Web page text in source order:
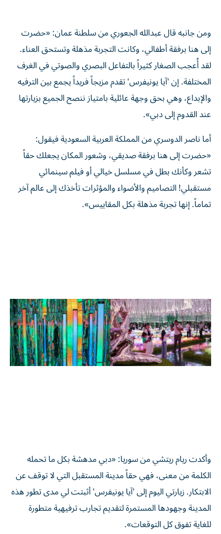
ومن جانبه قال عبدالله الجعوري من سلطنة عمان: «حضرت
إلى هنا برفقة أطفالي، وكانت التجربة مذهلة وتستحق العناء.
لقد أُعجب الصغار كثيراً بالتفاعل البصري والصوتي في الغرف
المختلفة. إن 'آيا يونيفرس' تقدم مزيجاً فريداً يجمع بين الترفيه
والإبداع، وهي بحق وجهة عائلية بامتياز ننصح الجميع بزيارتها
عند القدوم إلى دبي».
أما ناصر الدوسري من المملكة العربية السعودية فيقول:
«حضرت إلى هنا برفقة صديقي، وشعور المكان يجعلك حقاً
تشعر وكأنك بطل في مسلسل خيالي أو فيلم سينمائي
مستقبلي! التصاميم والأضواء والمؤثرات تأخذك إلى عالم آخر
تماماً. إنها تجربة مذهلة بكل المقاييس».
وأكدت ريام ريتشي من سوريا: «دبي مدهشة بكل ما تحمله
الكلمة من معنى، فهي حقاً مدينة المستقبل التي لا توقف عن
الابتكار. زيارتي اليوم إلى 'آيا يونيفرس' أثبتت لي مدى تطور هذه
المدينة وجهودها المستمرة لتقديم تجارب ترفيهية متطورة
للغاية تفوق كل التوقعات».